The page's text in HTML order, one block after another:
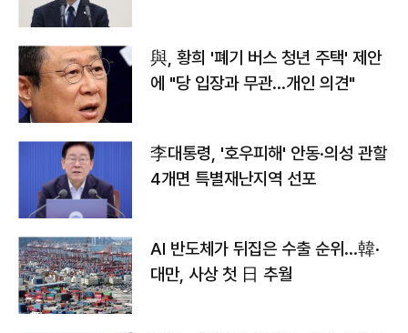
與, 황희 '폐기 버스 청년 주택' 제안
에 "당 입장과 무관…개인 의견"
李대통령, '호우피해' 안동·의성 관할
4개면 특별재난지역 선포
AI 반도체가 뒤집은 수출 순위…韓·
대만, 사상 첫 日 추월